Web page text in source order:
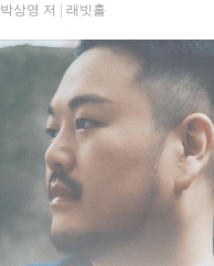
박상영 저 래빗홀